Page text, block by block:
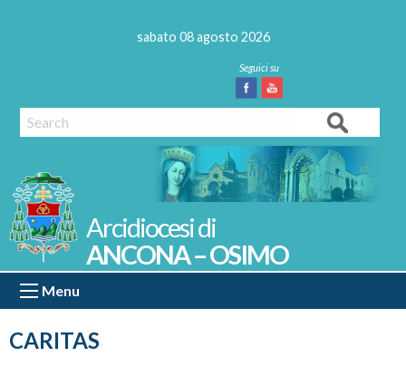
sabato 08 agosto 2026
Facebook
Youtube
Search
CARITAS
ANCONA – OSIMO
Menu